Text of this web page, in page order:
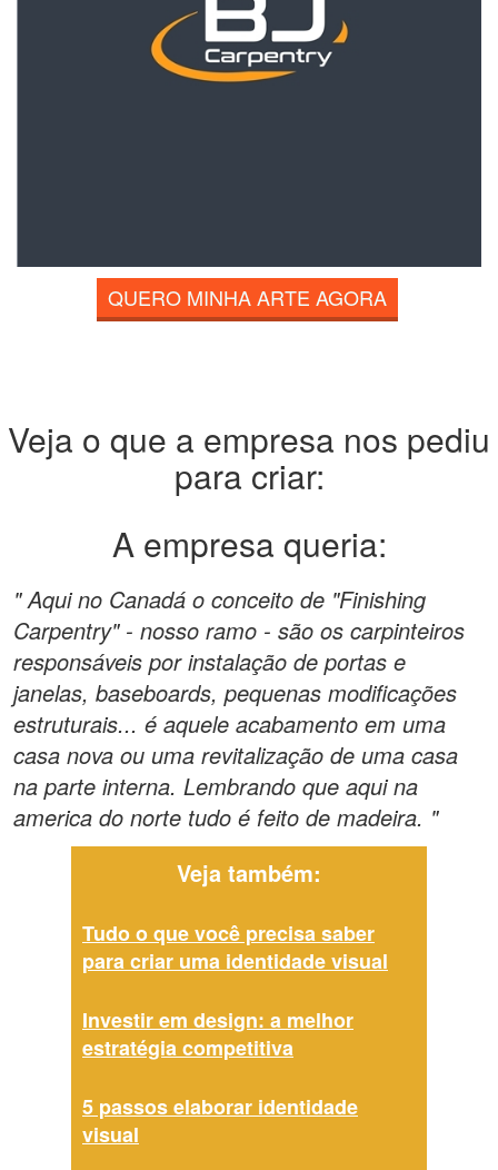
QUERO MINHA ARTE AGORA
Veja o que a empresa nos pediu
para criar:
A empresa queria:
" Aqui no Canadá o conceito de "Finishing
Carpentry" - nosso ramo - são os carpinteiros
responsáveis por instalação de portas e
janelas, baseboards, pequenas modificações
estruturais... é aquele acabamento em uma
casa nova ou uma revitalização de uma casa
na parte interna. Lembrando que aqui na
america do norte tudo é feito de madeira. "
Veja também:
Tudo o que você precisa saber
para criar uma identidade visual
Investir em design: a melhor
estratégia competitiva
5 passos elaborar identidade
visual